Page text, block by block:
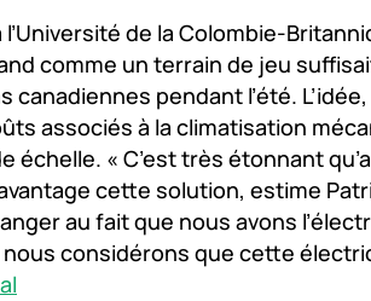
de la Colombie-
comme un terrain de jeu
pendant l’été. L’idée,
associés à la climatisation
échelle. « C’est très étonnant
cette solution, estime
au fait que nous avons
considérons que cette